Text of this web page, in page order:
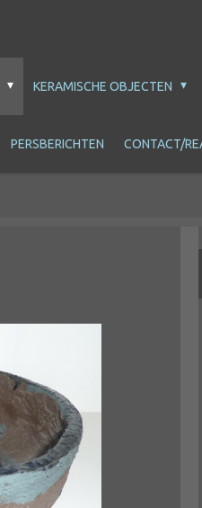
KERAMISCHE OBJECTEN
PERSBERICHTEN CONTACT/